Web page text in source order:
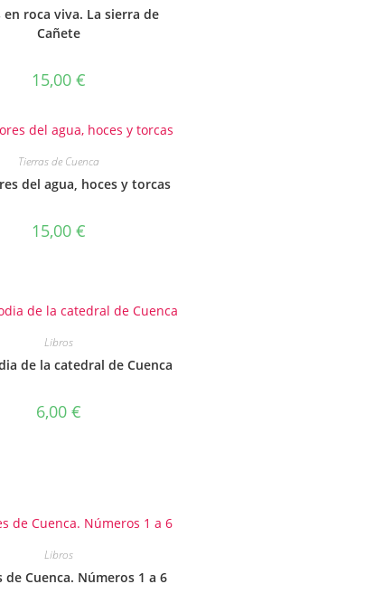
en roca viva. La sierra de
Cañete
15,00 €
Tierras de Cuenca
del agua, hoces y torcas
15,00 €
Libros
de la catedral de Cuenca
6,00 €
Libros
de Cuenca. Números 1 a 6